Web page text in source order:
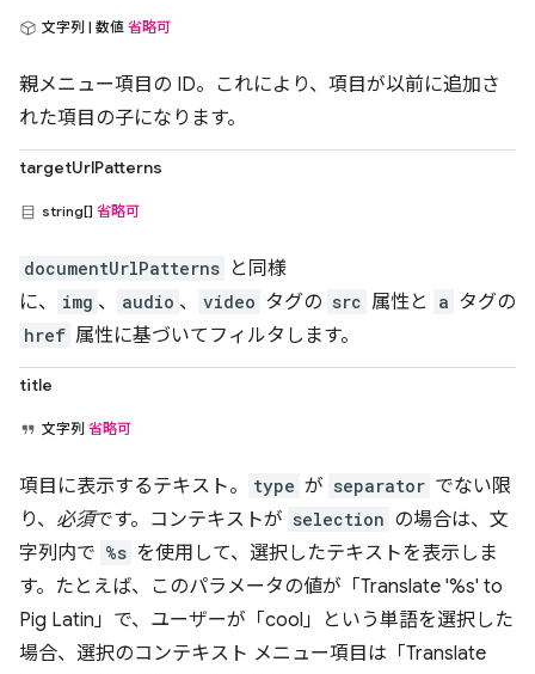
文字列 | 数値 省略可
親メニュー項目の ID。これにより、項目が以前に追加さ
れた項目の子になります。
targetUrlPatterns
string[] 省略可
documentUrlPatterns と同様
に、
img 、 audio 、 video タグの src 属性と a タグの
href 属性に基づいてフィルタします。
title
文字列 省略可
項目に表示するテキスト。 type が separator でない限
り、 必須です。コンテキストが selection の場合は、文
字列内で %s を使用して、選択したテキストを表示しま
す。たとえば、このパラメータの値が「Translate '%s' to
Pig Latin」で、ユーザーが「cool」という単語を選択した
場合、選択のコンテキスト メニュー項目は「Translate